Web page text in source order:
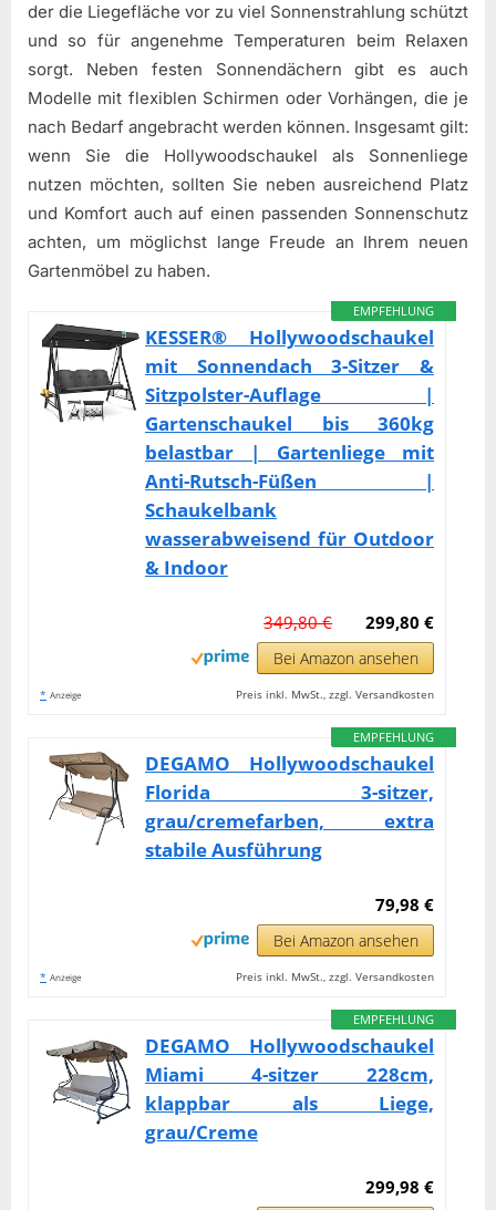
der die Liegefläche vor zu viel Sonnenstrahlung schützt
und so für angenehme Temperaturen beim Relaxen
sorgt. Neben festen Sonnendächern gibt es auch
Modelle mit flexiblen Schirmen oder Vorhängen, die je
nach Bedarf angebracht werden können. Insgesamt gilt:
wenn Sie die Hollywoodschaukel als Sonnenliege
nutzen möchten, sollten Sie neben ausreichend Platz
und Komfort auch auf einen passenden Sonnenschutz
achten, um möglichst lange Freude an Ihrem neuen
Gartenmöbel zu haben.
EMPFEHLUNG
KESSER® Hollywoodschaukel
mit Sonnendach 3-Sitzer &
Sitzpolster-Auflage |
Gartenschaukel bis 360kg
belastbar | Gartenliege mit
Anti-Rutsch-Füßen |
Schaukelbank
wasserabweisend für Outdoor
& Indoor
299,80 €
349,80 €
Bei Amazon ansehen
* Anzeige Preis inkl. MwSt., zzgl. Versandkosten
EMPFEHLUNG
DEGAMO Hollywoodschaukel
Florida 3-sitzer,
grau/cremefarben, extra
stabile Ausführung
79,98 €
Bei Amazon ansehen
* Anzeige Preis inkl. MwSt., zzgl. Versandkosten
EMPFEHLUNG
DEGAMO Hollywoodschaukel
Miami 4-sitzer 228cm,
klappbar als Liege,
grau/Creme
299,98 €